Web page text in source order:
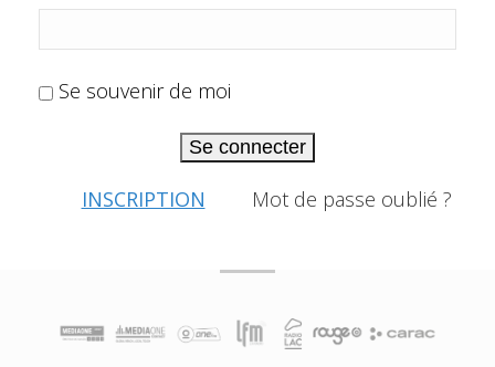
Se souvenir de moi
Se connecter
INSCRIPTION Mot de passe oublié ?